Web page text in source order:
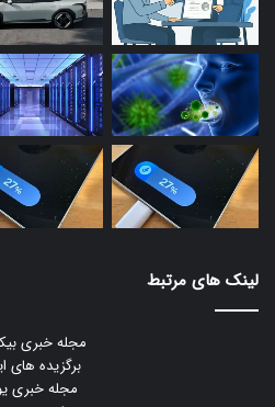
لینک های مرتبط
مجله خبری
برگزیده های
مجله خبری